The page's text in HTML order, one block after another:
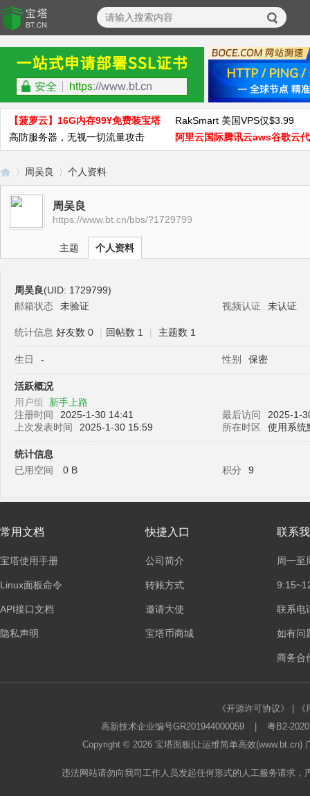
【菠萝云】16G内存99¥免费装宝塔
RakSmart 美国VPS仅$3.99
高防服务器，无视一切流量攻击
阿里云国际腾讯云aws谷歌云
宝›
周吴良 个人资料
周吴良
https://www.bt.cn/bbs/?1729799
主题 个人资料
周吴良(UID: 1729799)
邮箱状态
未验证 视频认证 未认证
统计信息 好友数 0 | 回帖数 1 | 主题数 1
生日 - 性别 保密
活跃概况
用户组 新手上路
注册时间
2025-1-30 14:41 最后访问
2025-1-
上次发表时间
2025-1-30 15:59 所在时区 使用系统
统计信息
已用空间
0 B 积分 9
常用文档
宝塔使用手册
Linux面板命令
API接口文档
隐私声明
快捷入口
公司简介
转账方式
邀请大使
宝塔币商城
联系
周一至
联系电
如有问
商务合
《开源许可协议》
高新技术企业编号GR201944000059
粤B2-
Copyright © 2026 宝塔面板 |让运维简单高效
违法网站请勿向我司工作人员发起任何形式的人工服务请求，